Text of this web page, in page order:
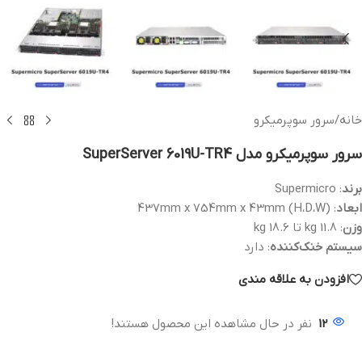
خانه/سرور سوپرمیکرو
سرور سوپرمیکرو مدل SuperServer 6019U-TR4
برند: Supermicro
ابعاد: (H،D،W) 437mm x 754mm x 43mm
وزن: 11.8 kg تا 18.6 kg
سیستم خنک‌کننده: دارد
افزودن به علاقه مندی
12 نفر در حال مشاهده این محصول هستند!